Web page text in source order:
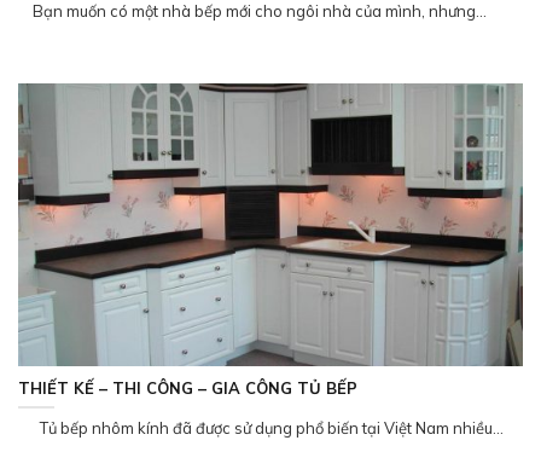
Bạn muốn có một nhà bếp mới cho ngôi nhà của mình, nhưng...
THIẾT KẾ – THI CÔNG – GIA CÔNG TỦ BẾP
Tủ bếp nhôm kính đã được sử dụng phổ biến tại Việt Nam nhiều...